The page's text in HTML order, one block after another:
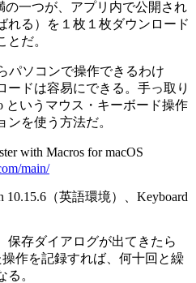
の一つが、アプリ内で公開され
れる）を１枚１枚ダウンロード
だ。
パソコンで操作できるわけ
ードは容易にできる。手っ取り
というマウス・キーボード操作
ンを使う方法だ。
with Macros for macOS
main/
10.15.6（英語環境）、Keyboard
保存ダイアログが出てきたら
作を記録すれば、何十回と繰
。